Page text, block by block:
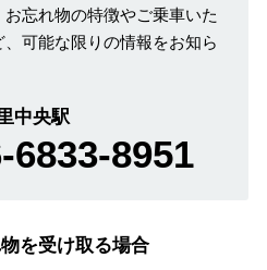
忘れ物の特徴やご乗車いた
可能な限りの情報をお知ら
中央駅
6833-8951
を受け取る場合